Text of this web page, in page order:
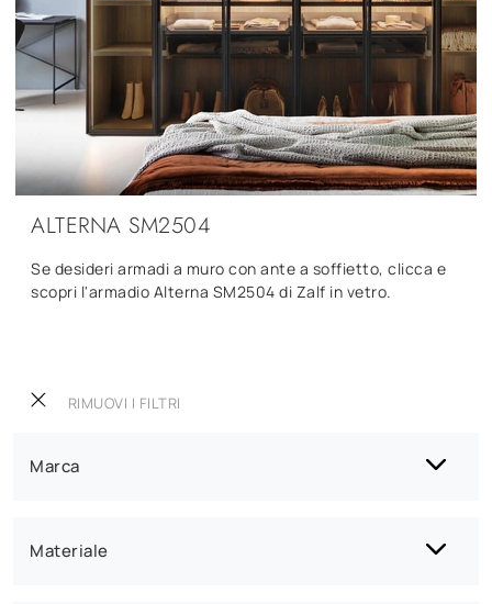
RIMUOVI I FILTRI
Marca
Materiale
ALTERNA SM2504
Se desideri armadi a muro con ante a soffietto, clicca e
scopri l'armadio Alterna SM2504 di Zalf in vetro.